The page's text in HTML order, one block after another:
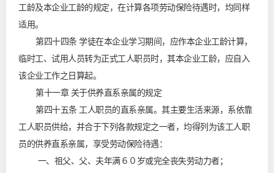
工龄及本企业工龄的规定，在计算各项劳动保险待遇时，均同样
适用。
第四十四条 学徒在本企业学习期间，应作本企业工龄计算，
临时工、试用人员转为正式工人职员时，其本企业工龄，应自入
该企业工作之日算起。
第十一章 关于供养直系亲属的规定
第四十五条 工人职员的直系亲属。其主要生活来源，系依靠
工人职员供给，并合于下列各款规定之一者，均得列为该工人职
员的供养直系亲属，享受劳动保险待遇：
一、祖父、父、夫年满６０岁或完全丧失劳动力者；